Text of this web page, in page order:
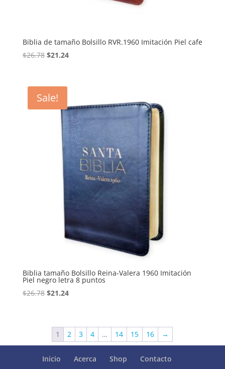
Biblia de tamaño Bolsillo RVR.1960 Imitación Piel cafe
$26.78 Original
$26.78.
$21.24Current
Sale!
Biblia tamaño Bolsillo Reina-Valera 1960 Imitación
Piel negro letra 8 puntos
$26.78 Original
$26.78.
$21.24Current
$21.24.
1 2 3 4 … 14 15 16 →
Inicio Acerca Shop Contacto